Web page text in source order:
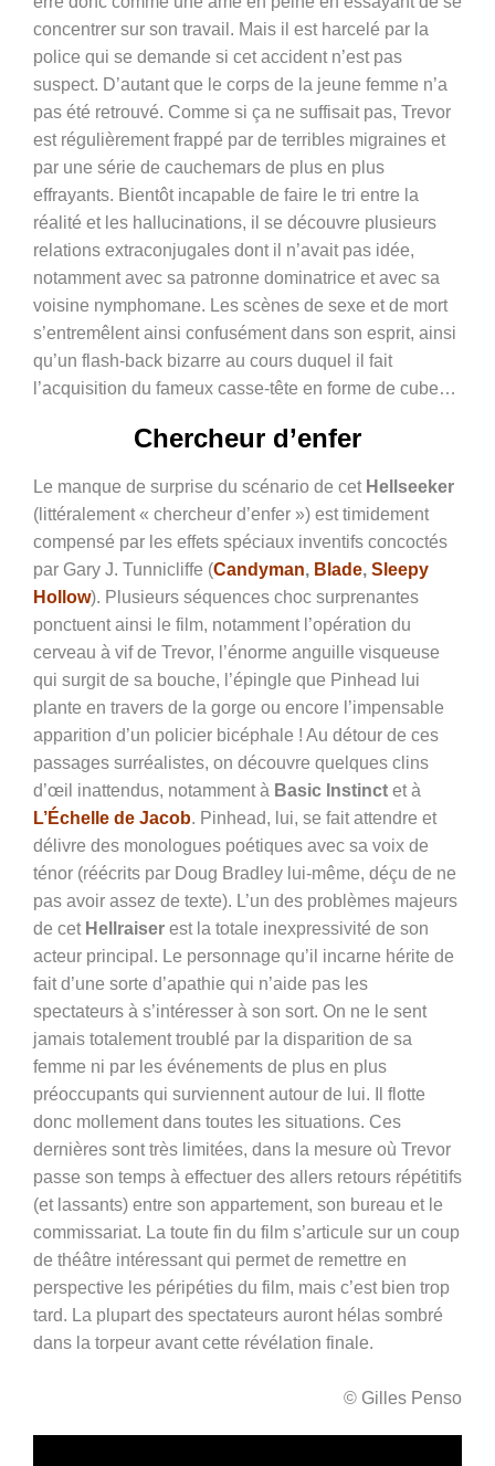
concentrer sur son travail. Mais il est harcelé par la
police qui se demande si cet accident n’est pas
suspect. D’autant que le corps de la jeune femme n’a
pas été retrouvé. Comme si ça ne suffisait pas, Trevor
est régulièrement frappé par de terribles migraines et
par une série de cauchemars de plus en plus
effrayants. Bientôt incapable de faire le tri entre la
réalité et les hallucinations, il se découvre plusieurs
relations extraconjugales dont il n’avait pas idée,
notamment avec sa patronne dominatrice et avec sa
voisine nymphomane. Les scènes de sexe et de mort
s’entremêlent ainsi confusément dans son esprit, ainsi
qu’un flash-back bizarre au cours duquel il fait
l’acquisition du fameux casse-tête en forme de cube…
Chercheur d’enfer
Le manque de surprise du scénario de cet Hellseeker
(littéralement « chercheur d’enfer ») est timidement
compensé par les effets spéciaux inventifs concoctés
par Gary J. Tunnicliffe (Candyman, Blade, Sleepy
Hollow). Plusieurs séquences choc surprenantes
ponctuent ainsi le film, notamment l’opération du
cerveau à vif de Trevor, l’énorme anguille visqueuse
qui surgit de sa bouche, l’épingle que Pinhead lui
plante en travers de la gorge ou encore l’impensable
apparition d’un policier bicéphale ! Au détour de ces
passages surréalistes, on découvre quelques clins
d’œil inattendus, notamment à Basic Instinct et à
L’Échelle de Jacob. Pinhead, lui, se fait attendre et
délivre des monologues poétiques avec sa voix de
ténor (réécrits par Doug Bradley lui-même, déçu de ne
pas avoir assez de texte). L’un des problèmes majeurs
de cet Hellraiser est la totale inexpressivité de son
acteur principal. Le personnage qu’il incarne hérite de
fait d’une sorte d’apathie qui n’aide pas les
spectateurs à s’intéresser à son sort. On ne le sent
jamais totalement troublé par la disparition de sa
femme ni par les événements de plus en plus
préoccupants qui surviennent autour de lui. Il flotte
donc mollement dans toutes les situations. Ces
dernières sont très limitées, dans la mesure où Trevor
passe son temps à effectuer des allers retours répétitifs
(et lassants) entre son appartement, son bureau et le
commissariat. La toute fin du film s’articule sur un coup
de théâtre intéressant qui permet de remettre en
perspective les péripéties du film, mais c’est bien trop
tard. La plupart des spectateurs auront hélas sombré
dans la torpeur avant cette révélation finale.
© Gilles Penso